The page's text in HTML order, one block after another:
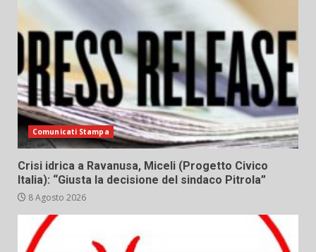
Comunicati Stampa
Crisi idrica a Ravanusa, Miceli (Progetto Civico
Italia): “Giusta la decisione del sindaco Pitrola”
8 Agosto 2026